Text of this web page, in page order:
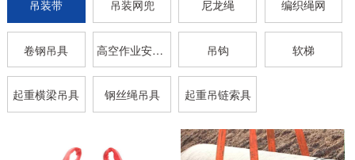
吊装带 吊装网兜 尼龙绳 编织绳网
卷钢吊具 高空作业安全带 吊钩 软梯
起重横梁吊具 钢丝绳吊具 起重吊链索具